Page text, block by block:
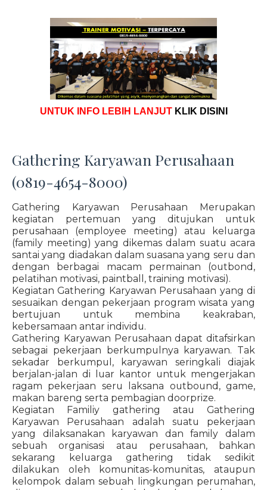
UNTUK INFO LEBIH LANJUT KLIK DISINI
Gathering Karyawan Perusahaan
(0819-4654-8000)
Gathering Karyawan Perusahaan Merupakan
kegiatan pertemuan yang ditujukan untuk
perusahaan (employee meeting) atau keluarga
(family meeting) yang dikemas dalam suatu acara
santai yang diadakan dalam suasana yang seru dan
dengan berbagai macam permainan (outbond,
pelatihan motivasi, paintball, training motivasi).
Kegiatan Gathering Karyawan Perusahaan yang di
sesuaikan dengan pekerjaan program wisata yang
bertujuan untuk membina keakraban,
kebersamaan antar individu.
Gathering Karyawan Perusahaan dapat ditafsirkan
sebagai pekerjaan berkumpulnya karyawan. Tak
sekadar berkumpul, karyawan seringkali diajak
berjalan-jalan di luar kantor untuk mengerjakan
ragam pekerjaan seru laksana outbound, game,
makan bareng serta pembagian doorprize.
Kegiatan Familiy gathering atau Gathering
Karyawan Perusahaan adalah suatu pekerjaan
yang dilaksanakan karyawan dan family dalam
sebuah organisasi atau perusahaan, bahkan
sekarang keluarga gathering tidak sedikit
dilakukan oleh komunitas-komunitas, ataupun
kelompok dalam sebuah lingkungan perumahan,